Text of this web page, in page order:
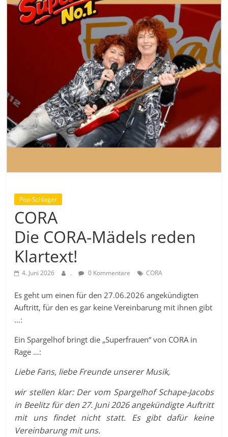
Pop-Schlager
CORA
Die CORA-Mädels reden
Klartext!
4. Juni 2026 . 0 Kommentare CORA
Es geht um einen für den 27.06.2026 angekündigten
Auftritt, für den es gar keine Vereinbarung mit ihnen gibt
…:
Ein Spargelhof bringt die „Superfrauen“ von CORA in
Rage …:
Liebe Fans, liebe Freunde unserer Musik,
wir stellen klar: Der vom Spargelhof Schape-Jacobs
in Beelitz für den 27. Juni 2026 angekündigte Auftritt
mit uns findet nicht statt. Es gibt dafür keine
Vereinbarung mit uns.